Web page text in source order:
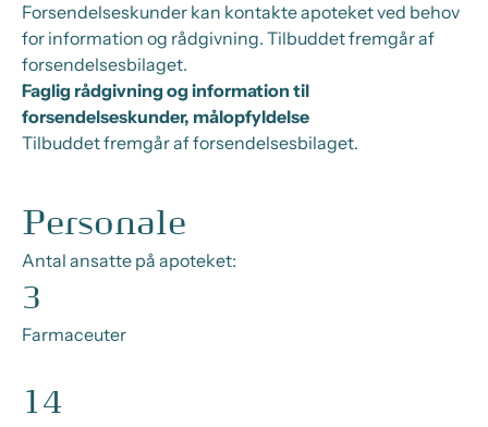
Forsendelseskunder kan kontakte apoteket ved behov
for information og rådgivning. Tilbuddet fremgår af
forsendelsesbilaget.
Faglig rådgivning og information til
forsendelseskunder, målopfyldelse
Tilbuddet fremgår af forsendelsesbilaget.
Personale
Antal ansatte på apoteket:
3
Farmaceuter
14